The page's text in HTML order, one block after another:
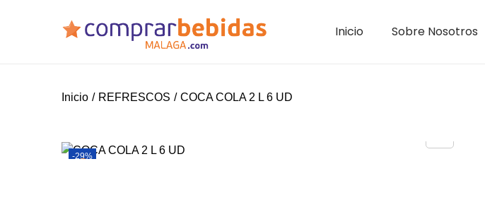
Inicio Sobre Nosotros
Inicio / REFRESCOS / COCA COLA 2 L 6 UD
-29%